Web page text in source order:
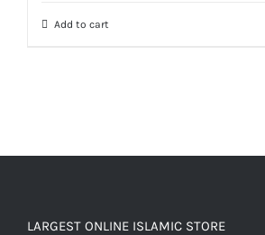
Add to cart
LARGEST ONLINE ISLAMIC STORE